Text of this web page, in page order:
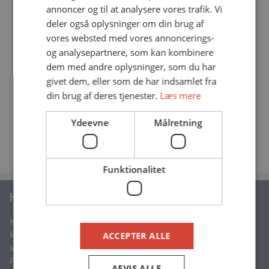
Alle er velkomne.
Med venlig hilsen
Bestyrelsen
Indkaldelse Til Karup Å Sammenslutningen
Generalforsamling 2024
KÅS Reviderede Vedtægter
Hvem er vi
Karup Å Sammenslutningens eller KÅS, som vi i daglig tale
kalder os selv, er en sammenslutning af 9
sportsfiskerforeninger, som alle har fiskeret i Karup Å.
Foreningerne i KÅS samarbejder om at fremme lystfiskeriet
annoncer og til at analysere vores trafik. Vi
deler også oplysninger om din brug af
vores websted med vores annoncerings-
og analysepartnere, som kan kombinere
dem med andre oplysninger, som du har
givet dem, eller som de har indsamlet fra
din brug af deres tjenester. Læs mere
Ydeevne Målretning
Funktionalitet
ACCEPTER ALLE